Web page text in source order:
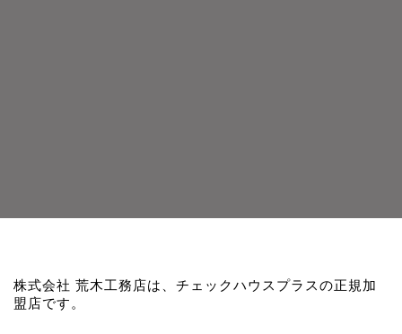
株式会社 荒木工務店は、チェックハウスプラスの正規加
盟店です。